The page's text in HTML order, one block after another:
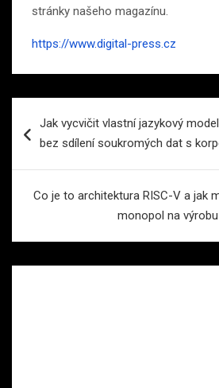
stránky našeho magazínu.
https://www.digital-press.cz
proJak vycvičit vlastní jazykový
bez sdílení soukromých dat s
Co je to architektura RISC-V a jak
monopol na